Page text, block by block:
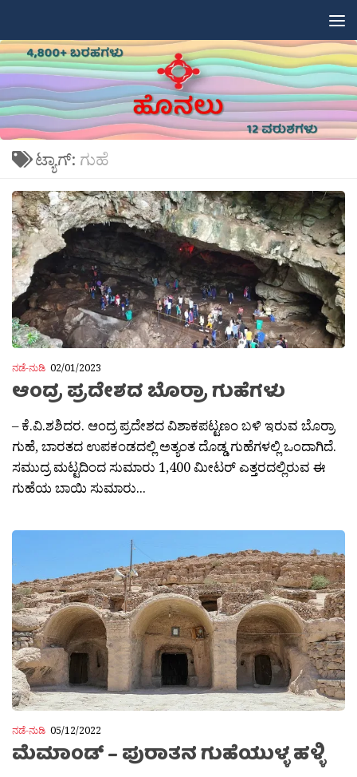
ಟ್ಯಾಗ್: ಗುಹೆ
ನಡೆ-ನುಡಿ 02/01/2023
ಆಂದ್ರ ಪ್ರದೇಶದ ಬೊರ್‍ರಾ ಗುಹೆಗಳು
– ಕೆ.ವಿ.ಶಶಿದರ. ಆಂದ್ರ ಪ್ರದೇಶದ ವಿಶಾಕಪಟ್ಟಣಂ ಬಳಿ ಇರುವ ಬೊರ‍್ರಾ
ಗುಹೆ, ಬಾರತದ ಉಪಕಂಡದಲ್ಲಿ ಅತ್ಯಂತ ದೊಡ್ಡ ಗುಹೆಗಳಲ್ಲಿ ಒಂದಾಗಿದೆ.
ಸಮುದ್ರ ಮಟ್ಟದಿಂದ ಸುಮಾರು 1,400 ಮೀಟರ್ ಎತ್ತರದಲ್ಲಿರುವ ಈ
ಗುಹೆಯ ಬಾಯಿ ಸುಮಾರು...
ನಡೆ-ನುಡಿ 05/12/2022
ಮೆಮಾಂಡ್ – ಪುರಾತನ ಗುಹೆಯುಳ್ಳ ಹಳ್ಳಿ